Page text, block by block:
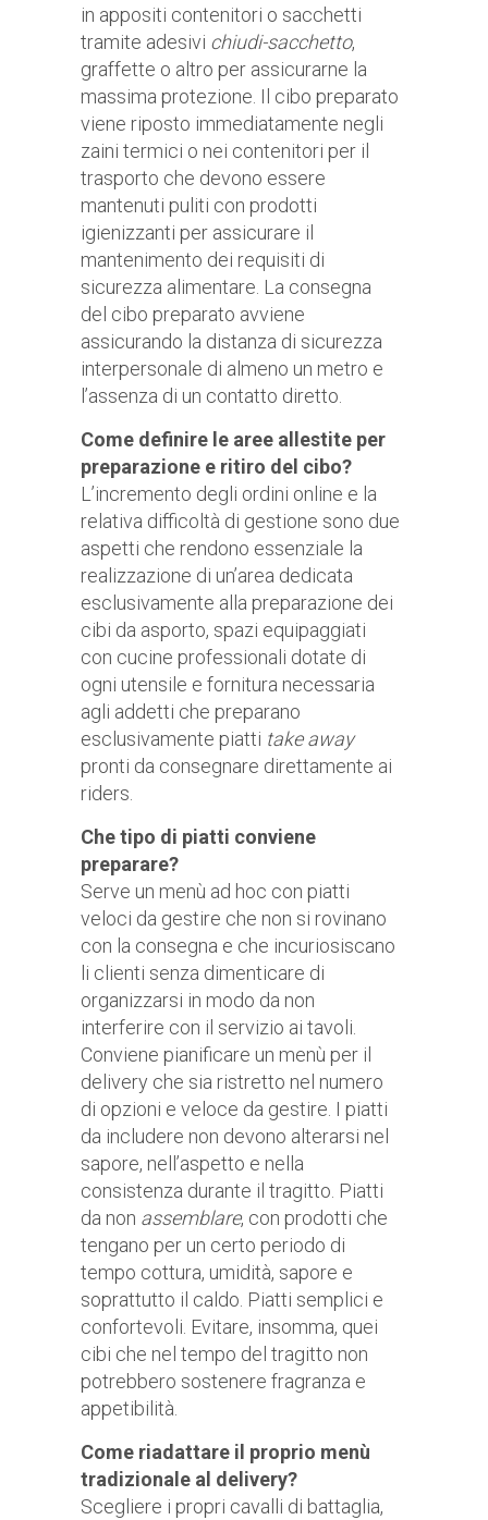
in appositi contenitori o sacchetti
tramite adesivi chiudi-sacchetto,
graffette o altro per assicurarne la
massima protezione. Il cibo preparato
viene riposto immediatamente negli
zaini termici o nei contenitori per il
trasporto che devono essere
mantenuti puliti con prodotti
igienizzanti per assicurare il
mantenimento dei requisiti di
sicurezza alimentare. La consegna
del cibo preparato avviene
assicurando la distanza di sicurezza
interpersonale di almeno un metro e
l’assenza di un contatto diretto.
Come definire le aree allestite per
preparazione e ritiro del cibo?
L’incremento degli ordini online e la
relativa difficoltà di gestione sono due
aspetti che rendono essenziale la
realizzazione di un’area dedicata
esclusivamente alla preparazione dei
cibi da asporto, spazi equipaggiati
con cucine professionali dotate di
ogni utensile e fornitura necessaria
agli addetti che preparano
esclusivamente piatti take away
pronti da consegnare direttamente ai
riders.
Che tipo di piatti conviene
preparare?
Serve un menù ad hoc con piatti
veloci da gestire che non si rovinano
con la consegna e che incuriosiscano
li clienti senza dimenticare di
organizzarsi in modo da non
interferire con il servizio ai tavoli.
Conviene pianificare un menù per il
delivery che sia ristretto nel numero
di opzioni e veloce da gestire. I piatti
da includere non devono alterarsi nel
sapore, nell’aspetto e nella
consistenza durante il tragitto. Piatti
da non assemblare, con prodotti che
tengano per un certo periodo di
tempo cottura, umidità, sapore e
soprattutto il caldo. Piatti semplici e
confortevoli. Evitare, insomma, quei
cibi che nel tempo del tragitto non
potrebbero sostenere fragranza e
appetibilità.
Come riadattare il proprio menù
tradizionale al delivery?
Scegliere i propri cavalli di battaglia,